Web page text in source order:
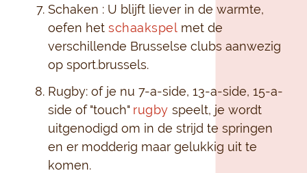
Schaken : U blijft liever in de warmte,
oefen het schaakspel met de
verschillende Brusselse clubs aanwezig
op sport.brussels.
Rugby: of je nu 7-a-side, 13-a-side, 15-a-
side of "touch" rugby speelt, je wordt
uitgenodigd om in de strijd te springen
en er modderig maar gelukkig uit te
komen.